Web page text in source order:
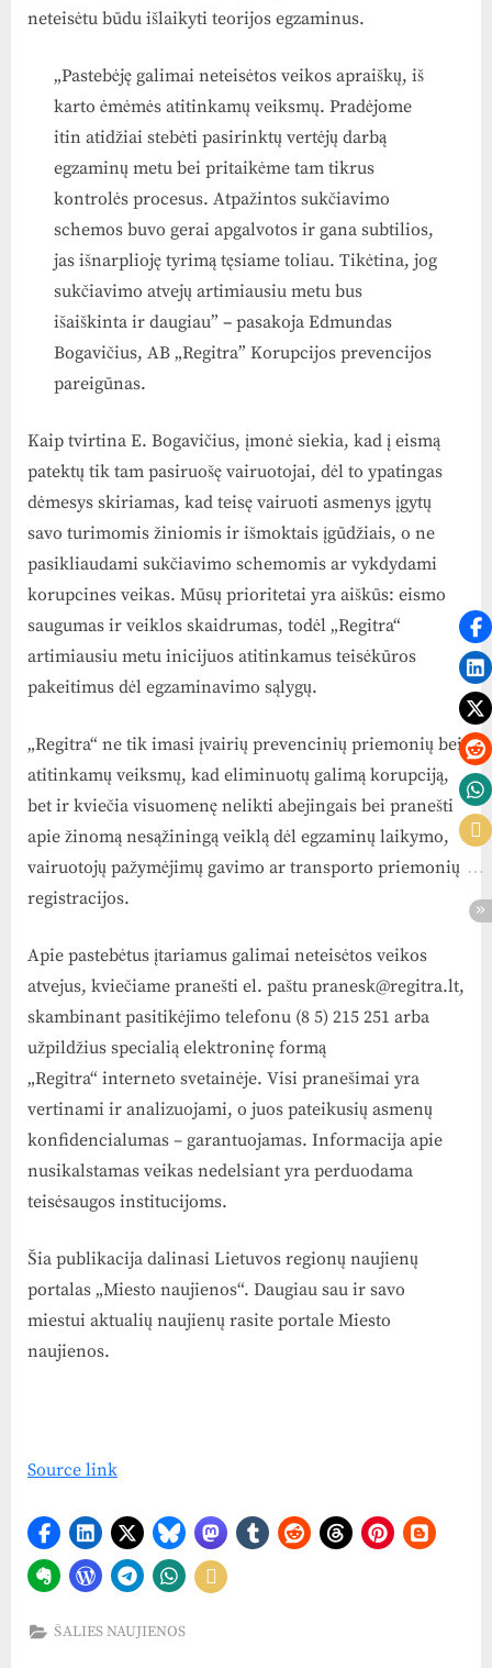
neteisėtu būdu išlaikyti teorijos egzaminus.
„Pastebėję galimai neteisėtos veikos apraiškų, iš
karto ėmėmės atitinkamų veiksmų. Pradėjome
itin atidžiai stebėti pasirinktų vertėjų darbą
egzaminų metu bei pritaikėme tam tikrus
kontrolės procesus. Atpažintos sukčiavimo
schemos buvo gerai apgalvotos ir gana subtilios,
jas išnarplioję tyrimą tęsiame toliau. Tikėtina, jog
sukčiavimo atvejų artimiausiu metu bus
išaiškinta ir daugiau” – pasakoja Edmundas
Bogavičius, AB „Regitra” Korupcijos prevencijos
pareigūnas.
Kaip tvirtina E. Bogavičius, įmonė siekia, kad į eismą
patektų tik tam pasiruošę vairuotojai, dėl to ypatingas
dėmesys skiriamas, kad teisę vairuoti asmenys įgytų
savo turimomis žiniomis ir išmoktais įgūdžiais, o ne
pasikliaudami sukčiavimo schemomis ar vykdydami
korupcines veikas. Mūsų prioritetai yra aiškūs: eismo
saugumas ir veiklos skaidrumas, todėl „Regitra“
artimiausiu metu inicijuos atitinkamus teisėkūros
pakeitimus dėl egzaminavimo sąlygų.
„Regitra“ ne tik imasi įvairių prevencinių priemonių bei
atitinkamų veiksmų, kad eliminuotų galimą korupciją,
bet ir kviečia visuomenę nelikti abejingais bei pranešti
apie žinomą nesąžiningą veiklą dėl egzaminų laikymo,
vairuotojų pažymėjimų gavimo ar transporto priemonių
registracijos.
Apie pastebėtus įtariamus galimai neteisėtos veikos
atvejus, kviečiame pranešti el. paštu pranesk@regitra.lt,
skambinant pasitikėjimo telefonu (8 5) 215 251 arba
užpildžius specialią elektroninę formą
„Regitra“ interneto svetainėje. Visi pranešimai yra
vertinami ir analizuojami, o juos pateikusių asmenų
konfidencialumas – garantuojamas. Informacija apie
nusikalstamas veikas nedelsiant yra perduodama
teisėsaugos institucijoms.
Šia publikacija dalinasi Lietuvos regionų naujienų
portalas „Miesto naujienos“. Daugiau sau ir savo
miestui aktualių naujienų rasite portale Miesto
naujienos.
Source link
ŠALIES NAUJIENOS